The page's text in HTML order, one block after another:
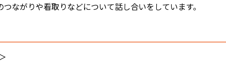
ながりや看取りなどについて話し合いをしています。